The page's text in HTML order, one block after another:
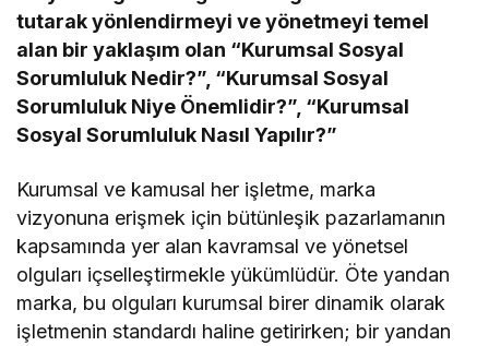
tutarak yönlendirmeyi ve yönetmeyi temel
alan bir yaklaşım olan “Kurumsal Sosyal
Sorumluluk Nedir?”, “Kurumsal Sosyal
Sorumluluk Niye Önemlidir?”, “Kurumsal
Sosyal Sorumluluk Nasıl Yapılır?”
Kurumsal ve kamusal her işletme, marka
vizyonuna erişmek için bütünleşik pazarlamanın
kapsamında yer alan kavramsal ve yönetsel
olguları içselleştirmekle yükümlüdür. Öte yandan
marka, bu olguları kurumsal birer dinamik olarak
işletmenin standardı haline getirirken; bir yandan